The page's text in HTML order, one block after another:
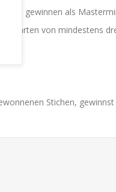
gewinnen als
Karten von mindestens
Stichen, gewinnst